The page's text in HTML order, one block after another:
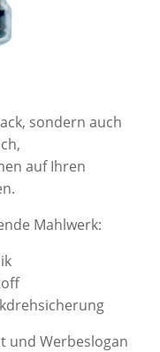
sondern auch
auf Ihren
Mahlwerk:
und Werbeslogan